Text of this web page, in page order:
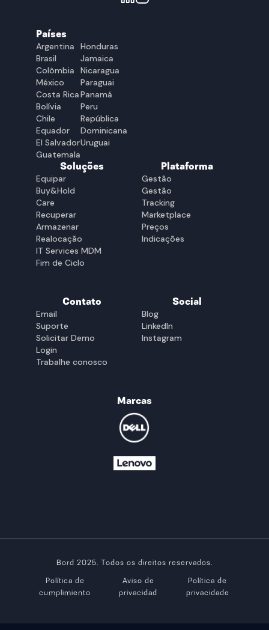
Países
Argentina
Brasil
Colômbia
México
Costa Rica
Bolívia
Chile
Equador
El Salvador
Guatemala
Honduras
Jamaica
Nicaragua
Paraguai
Panamá
Peru
República
Dominicana
Uruguai
Soluções
Equipar
Buy&Hold
Care
Recuperar
Armazenar
Realocação
IT Services MDM
Fim de Ciclo
Plataforma
Gestão
Gestão
Tracking
Marketplace
Preços
Indicações
Contato
Email
Suporte
Solicitar Demo
Login
Trabalhe conosco
Social
Blog
LinkedIn
Instagram
Marcas
Bord 2025. Todos os direitos reservados.
Política de
cumplimiento
Aviso de
privacidad
Política de
privacidade